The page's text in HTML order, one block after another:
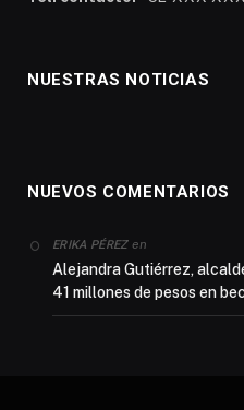
NUESTRAS NOTICIAS
NUEVOS COMENTARIOS
ERIKA PÉREZen
Alejandra Gutiérrez,
41 millones de pesos en